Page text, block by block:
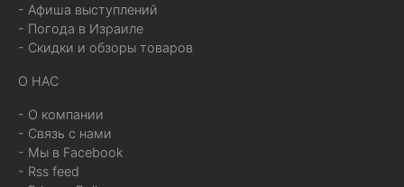
- Афиша выступлений
- Погода в Израиле
- Скидки и обзоры товаров
О НАС
- О компании
- Связь с нами
- Мы в Facebook
- Rss feed